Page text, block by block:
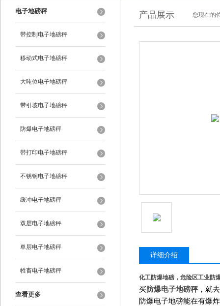
电子地磅秤
带控制电子地磅秤
移动式电子地磅秤
大吨位电子地磅秤
带引坡电子地磅秤
防爆电子地磅秤
带打印电子地磅秤
不锈钢电子地磅秤
缓冲电子地磅秤
双层电子地磅秤
单层电子地磅秤
牲畜电子地磅秤
查看更多
产品展示 您现在的
详细介绍
化工防爆地磅，危险区工业防
买防爆电子地磅秤，就
防爆电子地磅能在有爆